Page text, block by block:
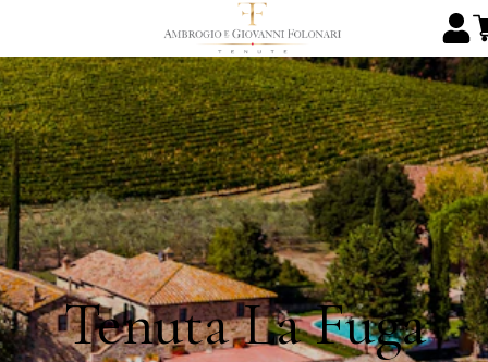
Tenuta La Fuga